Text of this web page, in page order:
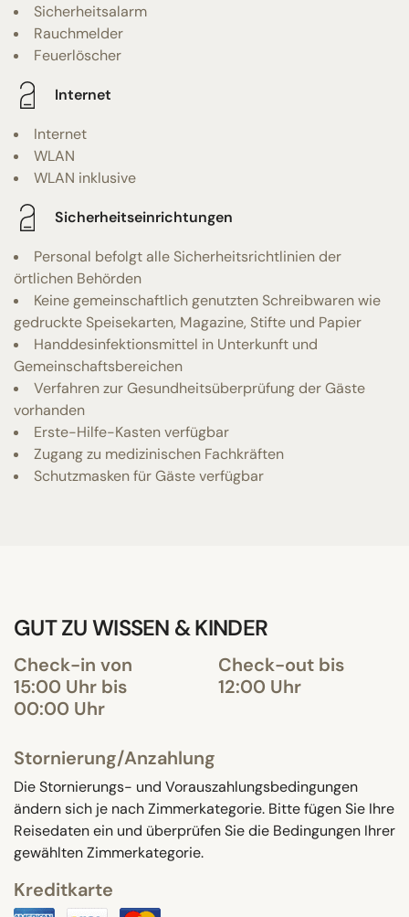
Sicherheitsalarm
Rauchmelder
Feuerlöscher
Internet
Internet
WLAN
WLAN inklusive
Sicherheitseinrichtungen
Personal befolgt alle Sicherheitsrichtlinien der
örtlichen Behörden
Keine gemeinschaftlich genutzten Schreibwaren wie
gedruckte Speisekarten, Magazine, Stifte und Papier
Handdesinfektionsmittel in Unterkunft und
Gemeinschaftsbereichen
Verfahren zur Gesundheitsüberprüfung der Gäste
vorhanden
Erste-Hilfe-Kasten verfügbar
Zugang zu medizinischen Fachkräften
Schutzmasken für Gäste verfügbar
GUT ZU WISSEN & KINDER
Check-in von
15:00 Uhr bis
00:00 Uhr
Check-out bis
12:00 Uhr
Stornierung/Anzahlung
Die Stornierungs- und Vorauszahlungsbedingungen
ändern sich je nach Zimmerkategorie. Bitte fügen Sie Ihre
Reisedaten ein und überprüfen Sie die Bedingungen Ihrer
gewählten Zimmerkategorie.
Kreditkarte